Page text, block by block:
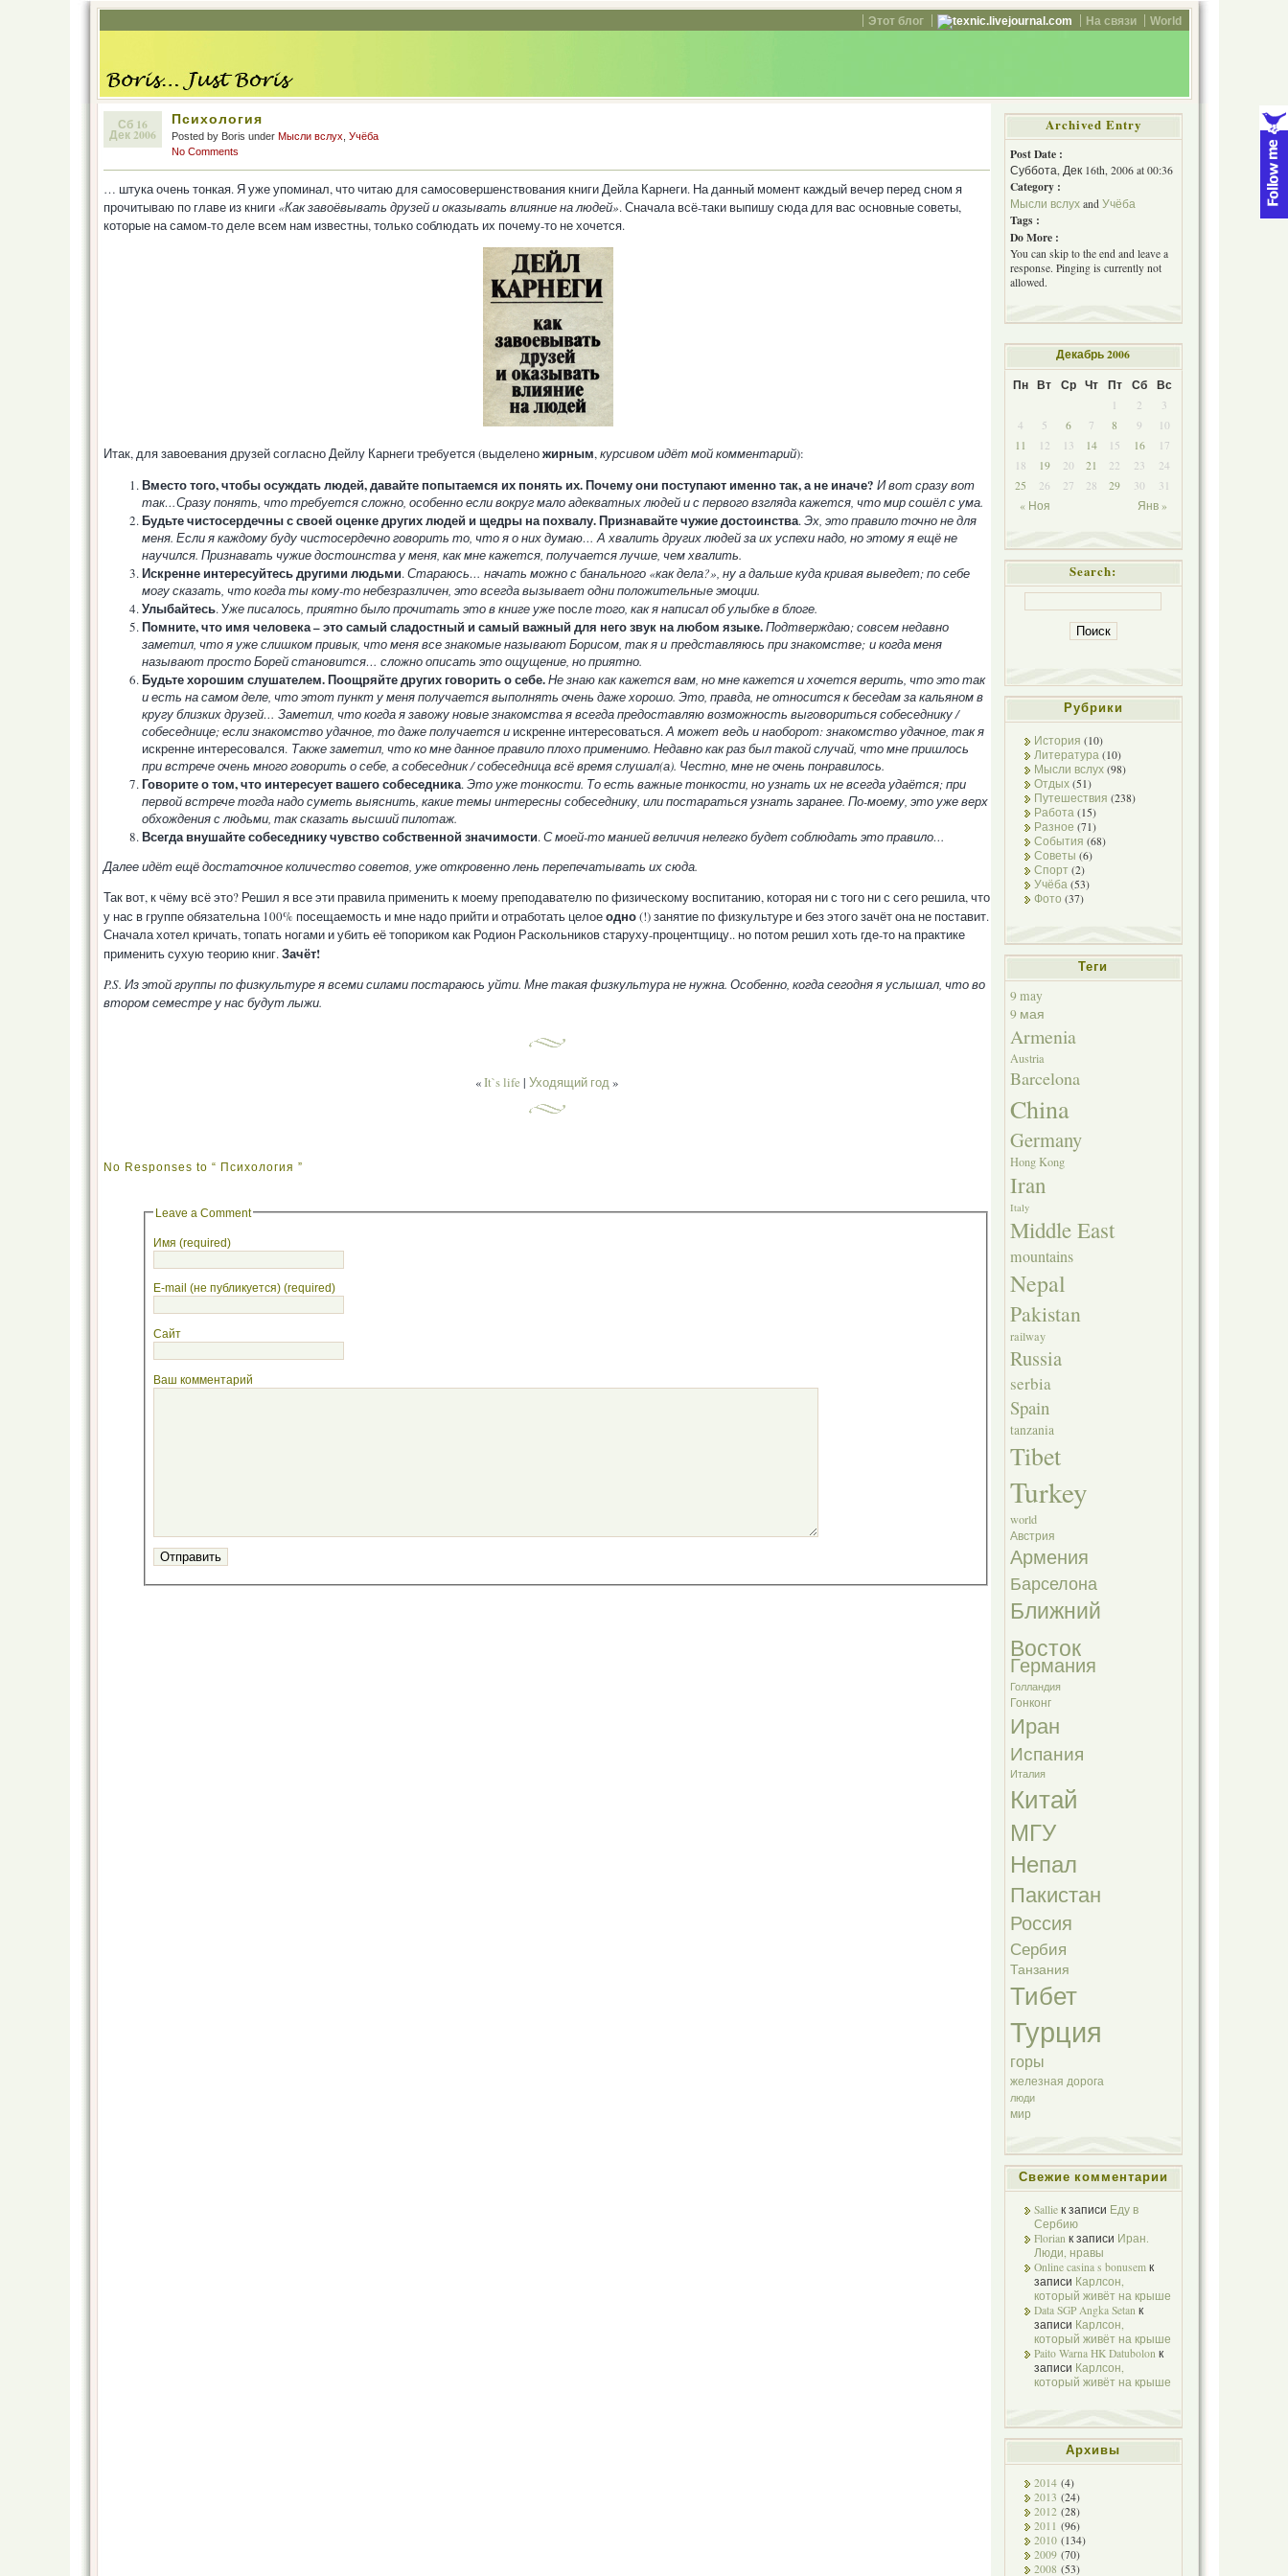
Этот блог texnic.livejournal.com На связи World
Сб 16
Дек 2006
Психология
Posted by Boris under Мысли вслух Учёба
No Comments
… штука очень тонкая. Я уже упоминал, что читаю для самосовершенствования книги Дейла Карнеги. На данный момент каждый вечер перед сном я
прочитываю по главе из книги «Как завоёвывать друзей и оказывать влияние на людей». Сначала всё-таки выпишу сюда для вас основные советы,
которые на самом-то деле всем нам известны, только соблюдать их почему-то не хочется.
Итак, для завоевания друзей согласно Дейлу Карнеги требуется (выделеножирным,курсивом идёт мой комментарий):
Вместо того, чтобы осуждать людей, давайте попытаемся их понять их. Почему они поступают именно так, а не иначе? И вот сразу вот
так…Сразу понять, что требуется сложно, особенно если вокруг мало адекватных людей и с первого взгляда кажется, что мир сошёл с ума.
Будьте чистосердечны с своей оценке других людей и щедры на похвалу. Признавайте чужие достоинства.Эх, это правило точно не для
меня. Если я каждому буду чистосердечно говорить то, что я о них думаю… А хвалить других людей за их успехи надо, но этому я ещё не
научился. Признавать чужие достоинства у меня, как мне кажется, получается лучше, чем хвалить.
Искренне интересуйтесь другими людьми.Стараюсь… начать можно с банального «как дела?», ну а дальше куда кривая выведет; по себе
могу сказать, что когда ты кому-то небезразличен, это всегда вызывает одни положительные эмоции.
Улыбайтесь.Уже писалось, приятно было прочитать это в книге ужепослетого, как я написал об улыбке в блоге.
Помните, что имя человека – это самый сладостный и самый важный для него звук на любом языке.Подтверждаю; совсем недавно
заметил, что я уже слишком привык, что меня все знакомые называют Борисом, так я и представляюсь при знакомстве; и когда меня
называют просто Борей становится… сложно описать это ощущение, но приятно.
Будьте хорошим слушателем. Поощряйте других говорить о себе.Не знаю как кажется вам, но мне кажется и хочется верить, что это так
и есть на самом деле, что этот пункт у меня получается выполнять очень даже хорошо. Это, правда, не относится к беседам за кальяном в
кругу близких друзей… Заметил, что когда я завожу новые знакомства я всегда предоставляю возможность выговориться собеседнику /
собеседнице; если знакомство удачное, то даже получается и искренне интересоваться.А может ведь и наоборот: знакомство удачное, так я
искренне интересовался.Также заметил, что ко мне данное правило плохо применимо. Недавно как раз был такой случай, что мне пришлось
при встрече очень много говорить о себе, а собеседник / собеседница всё время слушал(а). Честно, мне не очень понравилось.
Говорите о том, что интересует вашего собеседника.Это уже тонкости. То есть важные тонкости, но узнать их не всегда удаётся; при
первой встрече тогда надо суметь выяснить, какие темы интересны собеседнику, или постараться узнать заранее. По-моему, это уже верх
обхождения с людьми, так сказать высший пилотаж.
Всегда внушайте собеседнику чувство собственной значимости.С моей-то манией величия нелегко будет соблюдать это правило…
Далее идёт ещё достаточное количество советов, уже откровенно лень перепечатывать их сюда.
Так вот, к чёму всё это? Решил я все эти правила применить к моему преподавателю по физическому воспитанию, которая ни с того ни с сего решила, что
у нас в группе обязательна 100% посещаемость и мне надо прийти и отработать целоеодно(!) занятие по физкультуре и без этого зачёт она не поставит.
Сначала хотел кричать, топать ногами и убить её топориком как Родион Раскольников старуху-процентщицу.. но потом решил хоть где-то на практике
применить сухую теорию книг.Зачёт!
P.S. Из этой группы по физкультуре я всеми силами постараюсь уйти. Мне такая физкультура не нужна. Особенно, когда сегодня я услышал, что во
втором семестре у нас будут лыжи.
«It`s life | Уходящий год»
No Responses to “ Психология ”
Leave a Comment
Имя (required)
E-mail (не публикуется) (required)
Сайт
Ваш комментарий
Archived Entry
Post Date :
Суббота, Дек 16th, 2006 at 00:36
Category :
Мысли вслухand Учёба
Tags :
Do More :
You can skip to the end and leave a
response. Pinging is currently not
allowed.
Декабрь 2006
Пн Вт Ср Чт Пт Сб Вс
« Ноя Янв »
1 2
3
4
5 6 7 8 9
10
11
12 13 14 15 16
17
18
19 20 21 22 23
24
25
26 27 28 29 30 31
Search:
Рубрики
История (10)
Литература (10)
Мысли вслух(98)
Отдых(51)
Путешествия (238)
Работа (15)
Разное (71)
События (68)
Советы (6)
Спорт(2)
Учёба (53)
Фото (37)
Теги
9 may
9 мая
Armenia
Austria
Barcelona
China
Germany
Hong Kong
Iran
Italy
Middle East
mountains
Nepal
Pakistan
railway
Russia
serbia
Spain
tanzania
Tibet
Turkey
world
Австрия
Армения
Барселона
Ближний
Восток
Германия
Голландия
Гонконг
Иран
Испания
Италия
Китай
МГУ
Непал
Пакистан
Россия
Сербия
Танзания
Тибет
Турция
горы
железная дорога
люди
мир
Свежие комментарии
Sallieк записи Еду в
Сербию
Florian к записи Иран.
Люди, нравы
Online casina s bonusemк
записи Карлсон,
который живёт на крыше
Data SGP Angka Setan к
записи Карлсон,
который живёт на крыше
Paito Warna HK Datubolon к
записи Карлсон,
который живёт на крыше
Архивы
2014(4)
2013 (24)
2012 (28)
2011 (96)
2010(134)
2009(70)
2008 (53)